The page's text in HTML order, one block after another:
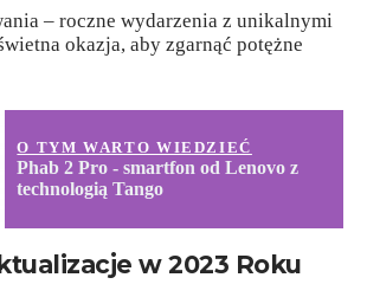
– roczne wydarzenia z unikalnymi
okazja, aby zgarnąć potężne
O TYM WARTO WIEDZIEĆ
Phab 2 Pro - smartfon od Lenovo z
technologią Tango
w 2023 Roku